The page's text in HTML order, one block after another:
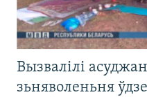
Вызвалілі
зьняволеньня